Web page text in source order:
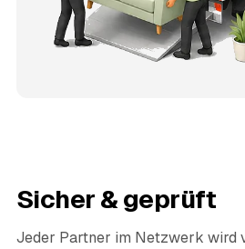
Sicher & geprüft
Jeder Partner im Netzwerk wird